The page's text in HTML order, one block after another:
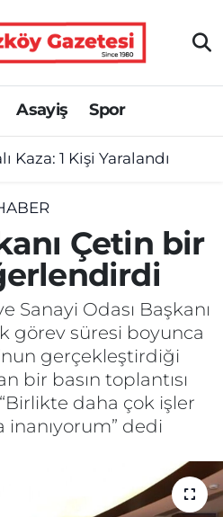
Asayiş Spor
Kaza: 1 Kişi Yaralandı
Çetin bir
Sanayi Odası Başkanı
görev süresi boyunca
gerçekleştirdiği
bir basın toplantısı
daha çok işler
inanıyorum” dedi
Eczaneler
Haritası
ve Fikstür